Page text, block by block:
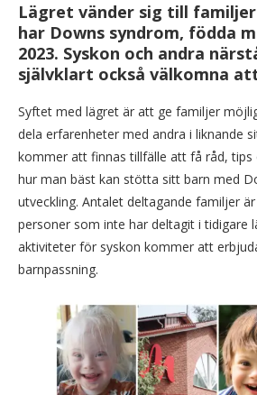
Lägret vänder sig till
har Downs syndrom, födda
2023. Syskon och andra
självklart också välkomna
Syftet med lägret är att ge familjer
dela erfarenheter med andra i liknande
kommer att finnas tillfälle att få råd, tips
hur man bäst kan stötta sitt barn med
utveckling. Antalet deltagande familjer
personer som inte har deltagit i tidigare
aktiviteter för syskon kommer att
barnpassning.